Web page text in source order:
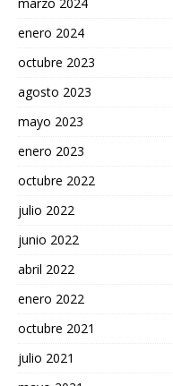
enero 2024
octubre 2023
agosto 2023
mayo 2023
enero 2023
octubre 2022
julio 2022
junio 2022
abril 2022
enero 2022
octubre 2021
julio 2021